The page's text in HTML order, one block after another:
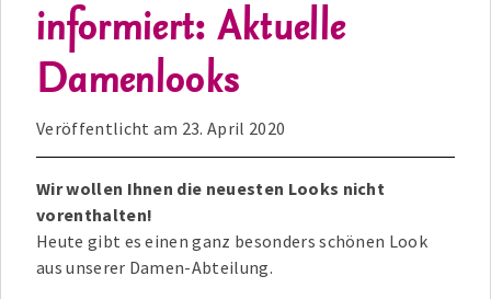
informiert: Aktuelle
Damenlooks
Veröffentlicht am 23. April 2020
Wir wollen Ihnen die neuesten Looks nicht
vorenthalten!
Heute gibt es einen ganz besonders schönen Look
aus unserer Damen-Abteilung.